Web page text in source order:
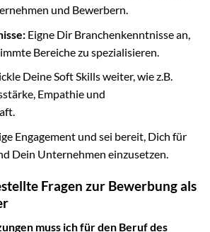
und Bewerbern.
Eigne Dir Branchenkenntnisse an,
Bereiche zu spezialisieren.
Deine Soft Skills weiter, wie z.B.
Empathie und
Engagement und sei bereit, Dich für
Dein Unternehmen einzusetzen.
Fragen zur Bewerbung als
muss ich für den Beruf des